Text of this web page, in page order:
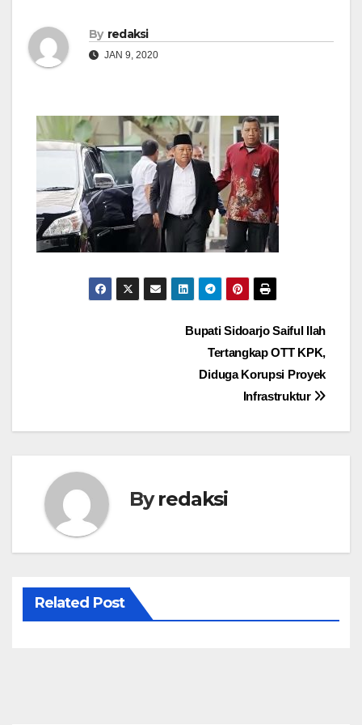
By redaksi
JAN 9, 2020
Bupati Sidoarjo Saiful Ilah
Tertangkap OTT KPK,
Diduga Korupsi Proyek
Infrastruktur
Byredaksi
Related Post